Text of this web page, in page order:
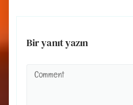
Bir yanıt yazın